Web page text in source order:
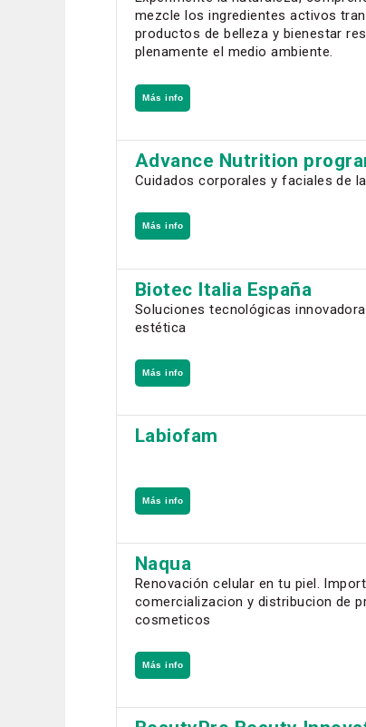
mezcle los ingredientes activos
productos de belleza y bienestar
plenamente el medio ambiente.
Más info
Advance Nutrition
Cuidados corporales y faciales de
Más info
Biotec Italia España
Soluciones tecnológicas
estética
Más info
Labiofam
Más info
Naqua
Renovación celular en tu piel.
comercializacion y distribucion de
cosmeticos
Más info